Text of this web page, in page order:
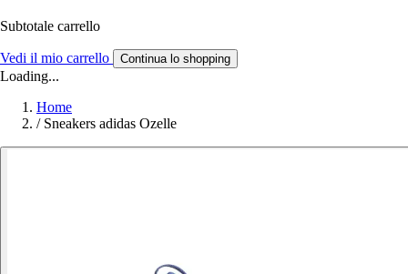
Subtotale carrello
Vedi il mio carrello Continua lo shopping
Loading...
Home
/ Sneakers adidas Ozelle